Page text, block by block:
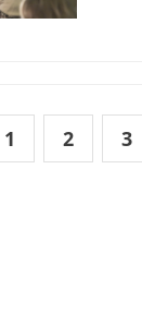
1 2 3